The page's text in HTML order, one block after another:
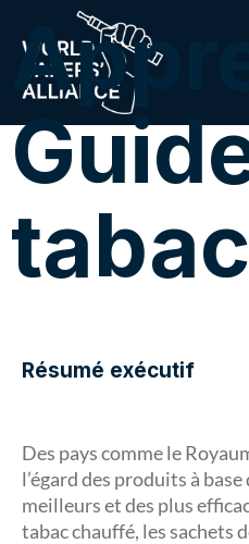
tabac
Résumé exécutif
Des pays comme le
l’égard des produits à
meilleurs et des plus
tabac chauffé, les sachets